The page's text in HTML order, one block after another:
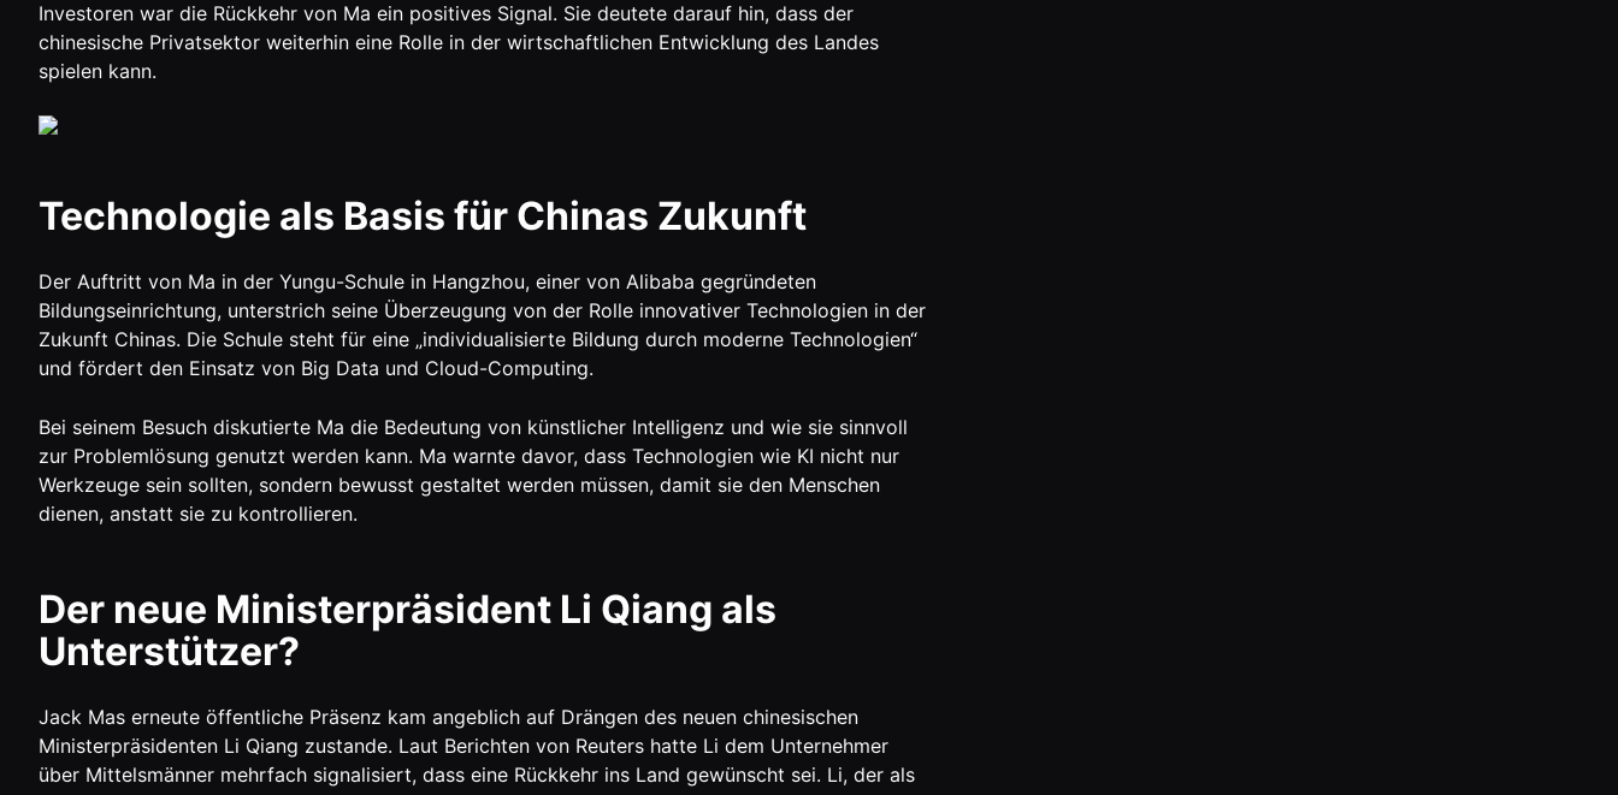
Investoren war die Rückkehr von Ma ein positives Signal. Sie deutete darauf hin, dass der
chinesische Privatsektor weiterhin eine Rolle in der wirtschaftlichen Entwicklung des Landes
spielen kann.
Technologie als Basis für Chinas Zukunft
Der Auftritt von Ma in der Yungu-Schule in Hangzhou, einer von Alibaba gegründeten
Bildungseinrichtung, unterstrich seine Überzeugung von der Rolle innovativer Technologien in der
Zukunft Chinas. Die Schule steht für eine „individualisierte Bildung durch moderne Technologien“
und fördert den Einsatz von Big Data und Cloud-Computing.
Bei seinem Besuch diskutierte Ma die Bedeutung von künstlicher Intelligenz und wie sie sinnvoll
zur Problemlösung genutzt werden kann. Ma warnte davor, dass Technologien wie KI nicht nur
Werkzeuge sein sollten, sondern bewusst gestaltet werden müssen, damit sie den Menschen
dienen, anstatt sie zu kontrollieren.
Der neue Ministerpräsident Li Qiang als
Unterstützer?
Jack Mas erneute öffentliche Präsenz kam angeblich auf Drängen des neuen chinesischen
Ministerpräsidenten Li Qiang zustande. Laut Berichten von Reuters hatte Li dem Unternehmer
über Mittelsmänner mehrfach signalisiert, dass eine Rückkehr ins Land gewünscht sei. Li, der als